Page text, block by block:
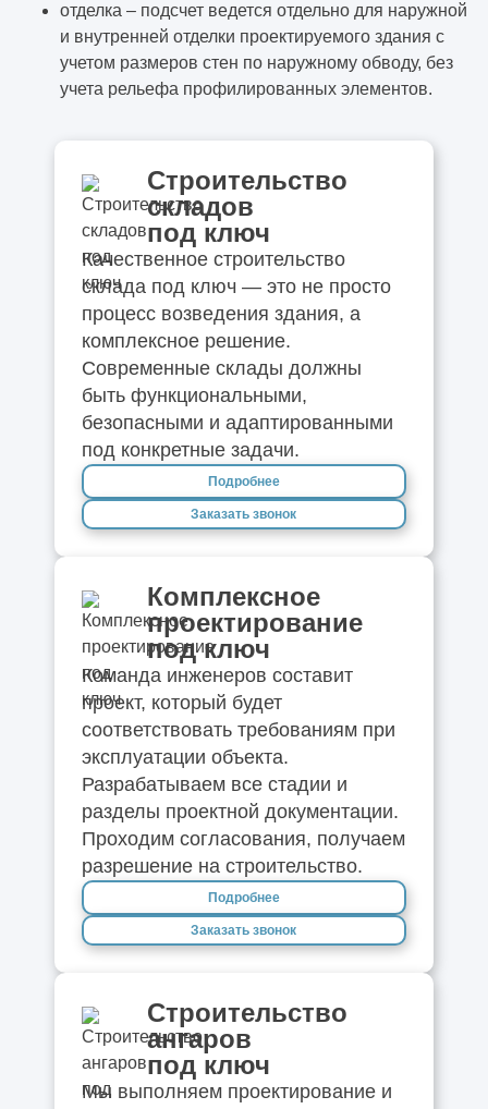
отделка – подсчет ведется отдельно для наружной
и внутренней отделки проектируемого здания с
учетом размеров стен по наружному обводу, без
учета рельефа профилированных элементов.
Строительство
складов
под ключ
Качественное строительство
склада под ключ — это не просто
процесс возведения здания, а
комплексное решение.
Современные склады должны
быть функциональными,
безопасными и адаптированными
под конкретные задачи.
Подробнее
Заказать звонок
Комплексное
проектирование
под ключ
Команда инженеров составит
проект, который будет
соответствовать требованиям при
эксплуатации объекта.
Разрабатываем все стадии и
разделы проектной документации.
Проходим согласования, получаем
разрешение на строительство.
Подробнее
Заказать звонок
Строительство
ангаров
под ключ
Мы выполняем проектирование и